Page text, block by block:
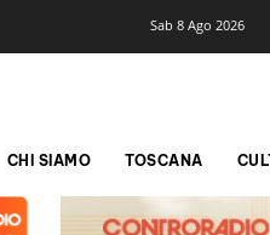
Sab 8 Ago 2026
CHI SIAMO TOSCANA